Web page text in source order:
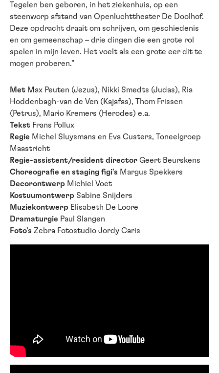
Tegelen ben geboren, in het ziekenhuis, op een
steenworp afstand van Openluchttheater De Doolhof.
Deze opdracht draait om schrijven, om geschiedenis
en om gemeenschap – drie dingen die een grote rol
spelen in mijn leven. Het voelt als een grote eer dit te
mogen proberen.”
Met Max Peuten (Jezus), Nikki Smedts (Judas), Ria
Hoddenbagh-van de Ven (Kajafas), Thom Frissen
(Petrus), Mario Kremers (Herodes) e.a.
Tekst Frans Pollux
Regie Michel Sluysmans en Eva Custers, Toneelgroep
Maastricht
Regie-assistent/resident director Geert Beurskens
Choreografie en staging figi's Margus Spekkers
Decorontwerp Michiel Voet
Kostuumontwerp Sabine Snijders
Muziekontwerp Elisabeth De Loore
Dramaturgie Paul Slangen
Foto's Zebra Fotostudio Jordy Caris